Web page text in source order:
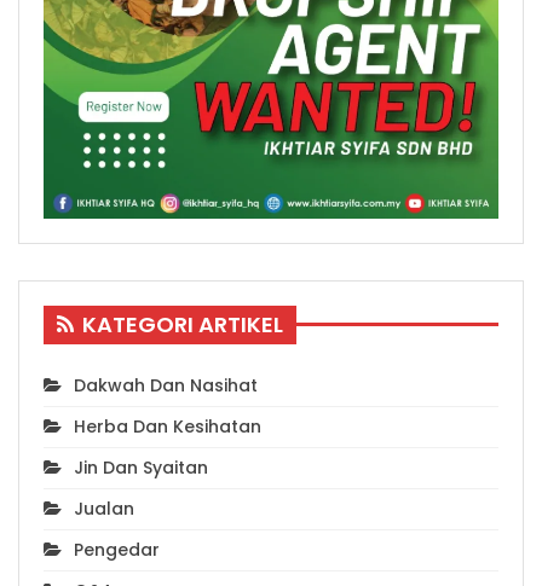
KATEGORI ARTIKEL
Dakwah Dan Nasihat
Herba Dan Kesihatan
Jin Dan Syaitan
Jualan
Pengedar